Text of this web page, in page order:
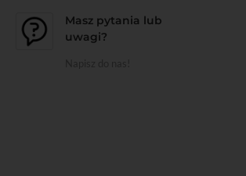
Masz pytania lub
uwagi?